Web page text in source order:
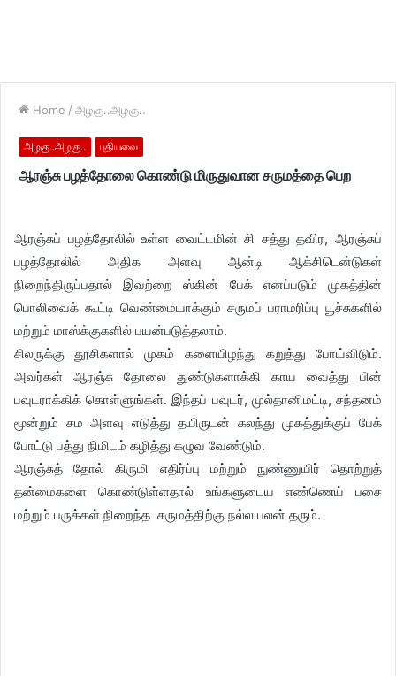
Home / அழகு..அழகு..
அழகு..அழகு.. புதியவை
ஆரஞ்சு பழத்தோலை கொண்டு மிருதுவான சருமத்தை பெற
ஆரஞ்சுப் பழத்தோலில் உள்ள வைட்டமின் சி சத்து தவிர, ஆரஞ்சுப்
பழத்தோலில் அதிக அளவு ஆன்டி ஆக்சிடென்டுகள்
நிறைந்திருப்பதால் இவற்றை ஸ்கின் பேக் எனப்படும் முகத்தின்
பொலிவைக் கூட்டி வெண்மையாக்கும் சருமப் பராமரிப்பு பூச்சுகளில்
மற்றும் மாஸ்க்குகளில் பயன்படுத்தலாம்.
சிலருக்கு தூசிகளால் முகம் களையிழந்து கறுத்து போய்விடும்.
அவர்கள் ஆரஞ்சு தோலை துண்டுகளாக்கி காய வைத்து பின்
பவுடராக்கிக் கொள்ளுங்கள். இந்தப் பவுடர், முல்தானிமட்டி, சந்தனம்
மூன்றும் சம அளவு எடுத்து தயிருடன் கலந்து முகத்துக்குப் பேக்
போட்டு பத்து நிமிடம் கழித்து கழுவ வேண்டும்.
ஆரஞ்சுத் தோல் கிருமி எதிர்ப்பு மற்றும் நுண்ணுயிர் தொற்றுத்
தன்மைகளை கொண்டுள்ளதால் உங்களுடைய எண்ணெய் பசை
மற்றும் பருக்கள் நிறைந்த சருமத்திற்கு நல்ல பலன் தரும்.